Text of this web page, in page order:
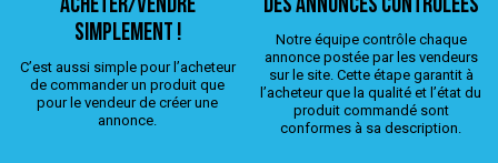
ACHETER/VENDRE
simplement !
C’est aussi simple pour l’acheteur
de commander un produit que
pour le vendeur de créer une
annonce.
Des annonces contrôlées
Notre équipe contrôle chaque
annonce postée par les vendeurs
sur le site. Cette étape garantit à
l’acheteur que la qualité et l’état du
produit commandé sont
conformes à sa description.